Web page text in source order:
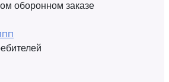
оборонном заказе